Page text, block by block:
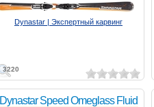
3220
Dynastar | Экспертный карвинг
Dynastar Speed Omeglass Fluid